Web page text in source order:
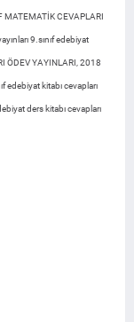
MATEMATİK CEVAPLARI
9.sınıf edebiyat
ÖDEV YAYINLARI, 2018
edebiyat kitabı cevapları
ders kitabı cevapları